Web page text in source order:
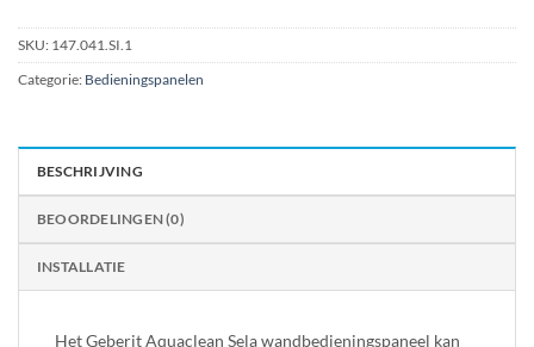
SKU: 147.041.SI.1
Categorie: Bedieningspanelen
BESCHRIJVING
BEOORDELINGEN (0)
INSTALLATIE
Het Geberit Aquaclean Sela wandbedieningspaneel kan